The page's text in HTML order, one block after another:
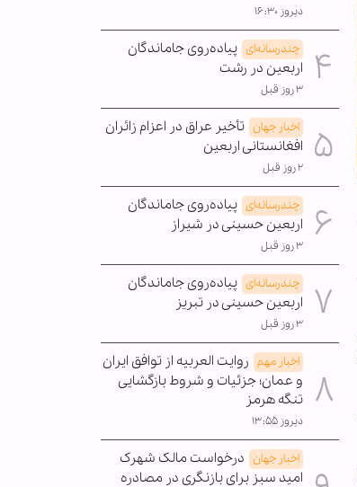
دیروز ۱۶:۳۰
چندرسانه‌ای پیاده‌روی جاماندگان
اربعین در رشت
۳ روز قبل
اخبار جهان تأخیر عراق در اعزام زائران
افغانستانی اربعین
۲ روز قبل
چندرسانه‌ای پیاده‌روی جاماندگان
اربعین حسینی در شیراز
۳ روز قبل
چندرسانه‌ای پیاده‌روی جاماندگان
اربعین حسینی در تبریز
۳ روز قبل
اخبار مهم روایت العربیه از توافق ایران
و عمان؛ جزئیات و شروط بازگشایی
تنگه هرمز
دیروز ۱۳:۵۵
اخبار جهان درخواست مالک شهرک
امید سبز برای بازنگری در مصادره